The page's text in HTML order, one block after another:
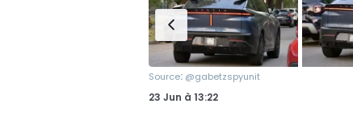
Source: @gabetzspyunit
23 Jun à 13:22